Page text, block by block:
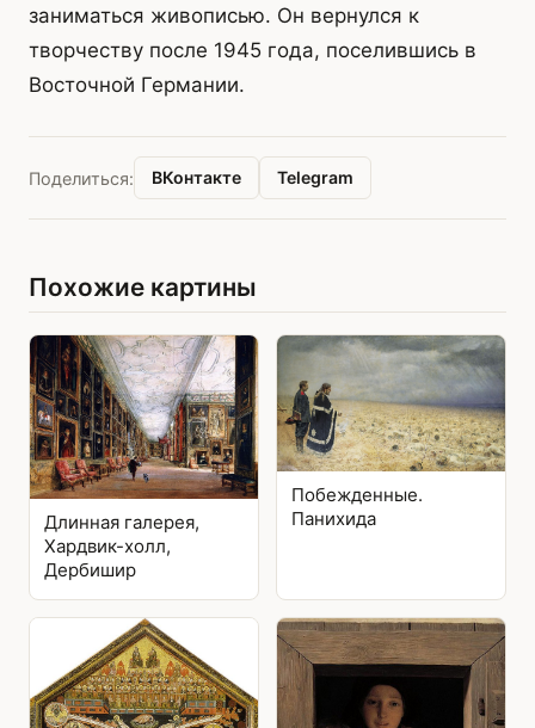
заниматься живописью. Он вернулся к
творчеству после 1945 года, поселившись в
Восточной Германии.
Поделиться: ВКонтакте Telegram
Похожие картины
Длинная галерея,
Хардвик-холл,
Дербишир
Побежденные.
Панихида